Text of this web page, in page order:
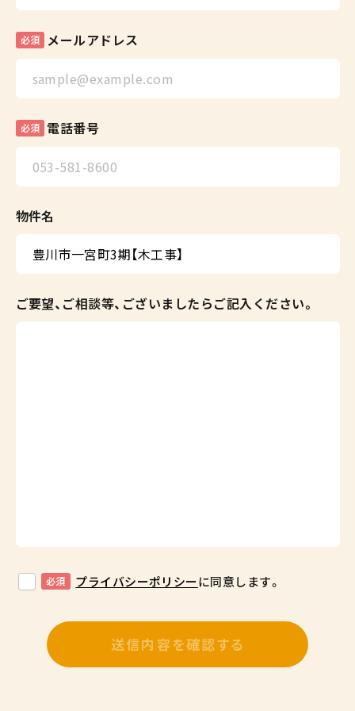
必須 メールアドレス
必須 電話番号
物件名
ご要望、ご相談等、ございましたらご記入ください。
必須 プライバシーポリシーに同意します。